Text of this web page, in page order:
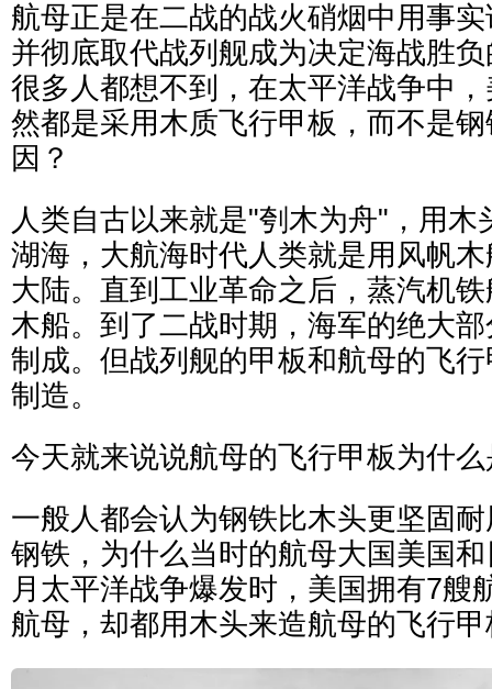
航母正是在二战的战火硝烟中用事
并彻底取代战列舰成为决定海战胜负
很多人都想不到，在太平洋战争中
然都是采用木质飞行甲板，而不是
因？
人类自古以来就是"刳木为舟"，用木
湖海，大航海时代人类就是用风帆
大陆。直到工业革命之后，蒸汽机
木船。到了二战时期，海军的绝大
制成。但战列舰的甲板和航母的飞
制造。
今天就来说说航母的飞行甲板为什
一般人都会认为钢铁比木头更坚固
钢铁，为什么当时的航母大国美国
月太平洋战争爆发时，美国拥有7艘
航母，却都用木头来造航母的飞行